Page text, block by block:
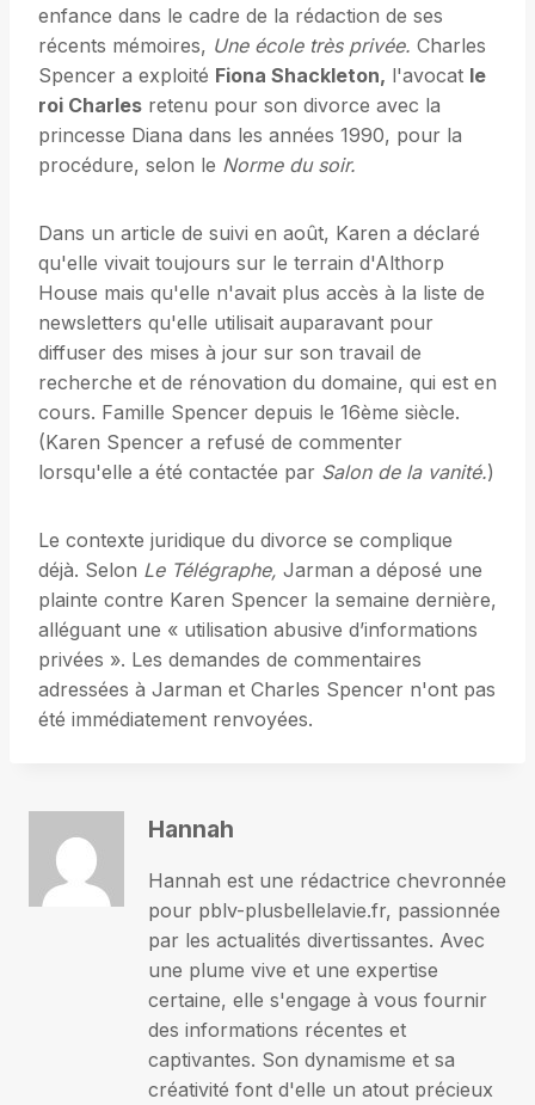
enfance dans le cadre de la rédaction de ses
récents mémoires, Une école très privée. Charles
Spencer a exploité Fiona Shackleton, l'avocat le
roi Charles retenu pour son divorce avec la
princesse Diana dans les années 1990, pour la
procédure, selon le Norme du soir.
Dans un article de suivi en août, Karen a déclaré
qu'elle vivait toujours sur le terrain d'Althorp
House mais qu'elle n'avait plus accès à la liste de
newsletters qu'elle utilisait auparavant pour
diffuser des mises à jour sur son travail de
recherche et de rénovation du domaine, qui est en
cours. Famille Spencer depuis le 16ème siècle.
(Karen Spencer a refusé de commenter
lorsqu'elle a été contactée par Salon de la vanité.)
Le contexte juridique du divorce se complique
déjà. Selon Le Télégraphe, Jarman a déposé une
plainte contre Karen Spencer la semaine dernière,
alléguant une « utilisation abusive d’informations
privées ». Les demandes de commentaires
adressées à Jarman et Charles Spencer n'ont pas
été immédiatement renvoyées.
Hannah
Hannah est une rédactrice chevronnée
pour pblv-plusbellelavie.fr, passionnée
par les actualités divertissantes. Avec
une plume vive et une expertise
certaine, elle s'engage à vous fournir
des informations récentes et
captivantes. Son dynamisme et sa
créativité font d'elle un atout précieux